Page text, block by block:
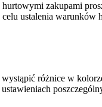
zakupami
ustalenia warunków
różnice w